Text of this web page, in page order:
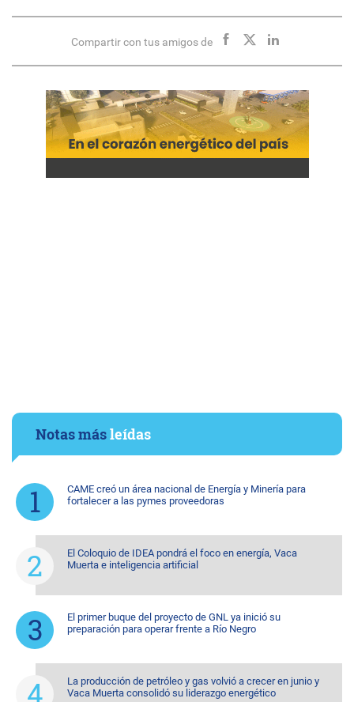
Compartir con tus amigos de
Notas másleídas
CAME creó un área nacional de Energía y Minería para
fortalecer a las pymes proveedoras
El Coloquio de IDEA pondrá el foco en energía, Vaca
Muerta e inteligencia artificial
El primer buque del proyecto de GNL ya inició su
preparación para operar frente a Río Negro
La producción de petróleo y gas volvió a crecer en junio y
Vaca Muerta consolidó su liderazgo energético